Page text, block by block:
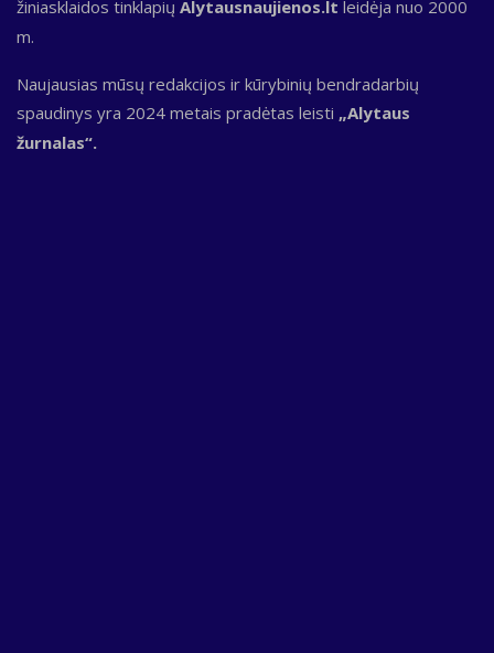
žiniasklaidos tinklapių Alytausnaujienos.lt leidėja nuo 2000
m.
Naujausias mūsų redakcijos ir kūrybinių bendradarbių
spaudinys yra 2024 metais pradėtas leisti „Alytaus
žurnalas“.